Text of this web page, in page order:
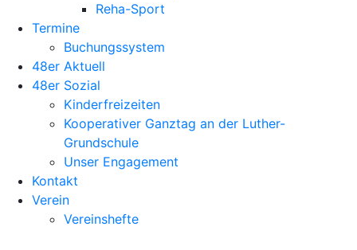
Reha-Sport
Termine
Buchungssystem
48er Aktuell
48er Sozial
Kinderfreizeiten
Kooperativer Ganztag an der Luther-
Grundschule
Unser Engagement
Kontakt
Verein
Vereinshefte